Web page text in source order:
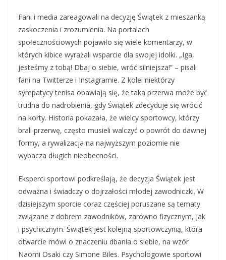
Fani i media zareagowali na decyzję Świątek z mieszanką
zaskoczenia i zrozumienia. Na portalach
społecznościowych pojawiło się wiele komentarzy, w
których kibice wyrażali wsparcie dla swojej idolki. „Iga,
jesteśmy z tobą! Dbaj o siebie, wróć silniejsza!” – pisali
fani na Twitterze i Instagramie. Z kolei niektórzy
sympatycy tenisa obawiają się, że taka przerwa może być
trudna do nadrobienia, gdy Świątek zdecyduje się wrócić
na korty. Historia pokazała, że wielcy sportowcy, którzy
brali przerwę, często musieli walczyć o powrót do dawnej
formy, a rywalizacja na najwyższym poziomie nie
wybacza długich nieobecności.
Eksperci sportowi podkreślają, że decyzja Świątek jest
odważna i świadczy o dojrzałości młodej zawodniczki. W
dzisiejszym sporcie coraz częściej poruszane są tematy
związane z dobrem zawodników, zarówno fizycznym, jak
i psychicznym. Świątek jest kolejną sportowczynią, która
otwarcie mówi o znaczeniu dbania o siebie, na wzór
Naomi Osaki czy Simone Biles. Psychologowie sportowi